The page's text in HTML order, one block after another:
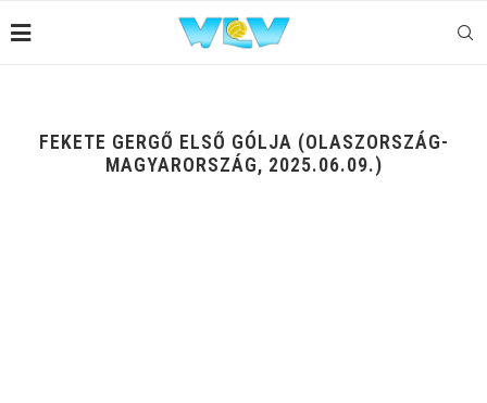
FEKETE GERGŐ ELSŐ GÓLJA (OLASZORSZÁG-
MAGYARORSZÁG, 2025.06.09.)